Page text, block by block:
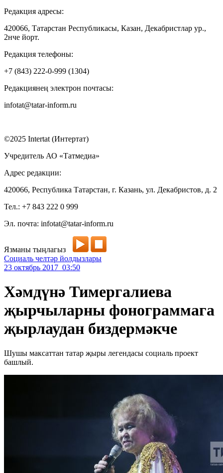
Редакция адресы:
420066, Татарстан Республикасы, Казан, Декабристлар ур.,
2нче йорт.
Редакция телефоны:
+7 (843) 222-0-999 (1304)
Редакциянең электрон почтасы:
infotat@tatar-inform.ru
©2025 Intertat (Интертат)
Учредитель АО «Татмедиа»
Адрес редакции:
420066, Республика Татарстан, г. Казань, ул. Декабристов, д. 2
Тел.: +7 843 222 0 999
Эл. почта: infotat@tatar-inform.ru
Язманы тыңлагыз
Социаль челтәр йолдызлары
23 октябрь 2017 03:50
Хәмдүнә Тимергалиева
җырчыларны фонограммага
җырлаудан биздермәкче
Шушы максаттан татар җыры легендасы социаль проект
башлый.